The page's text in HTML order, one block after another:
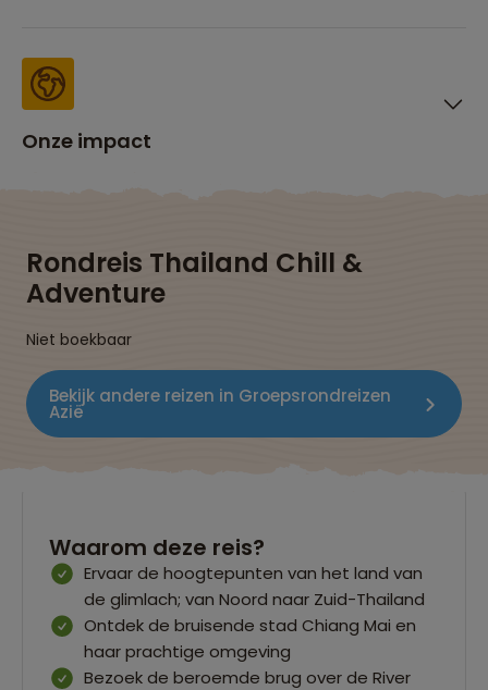
Onze impact
Rondreis Thailand Chill &
Adventure
Niet boekbaar
Bekijk andere reizen in Groepsrondreizen
Azië
Waarom deze reis?
Ervaar de hoogtepunten van het land van
de glimlach; van Noord naar Zuid-Thailand
Ontdek de bruisende stad Chiang Mai en
haar prachtige omgeving
Bezoek de beroemde brug over de River